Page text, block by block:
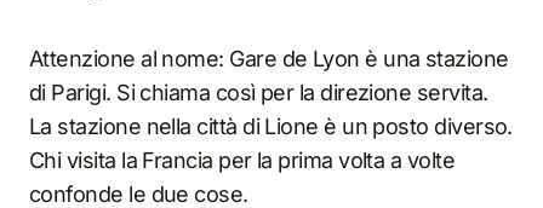
Attenzione al nome: Gare de Lyon è una stazione
di Parigi. Si chiama così per la direzione servita.
La stazione nella città di Lione è un posto diverso.
Chi visita la Francia per la prima volta a volte
confonde le due cose.